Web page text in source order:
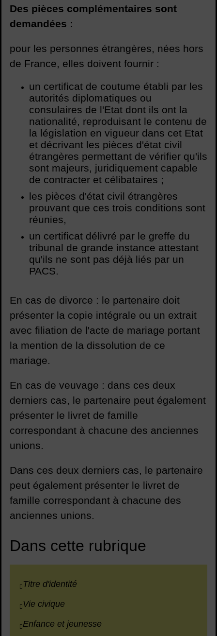
Des pièces complémentaires sont
demandées :
pour les personnes étrangères, nées hors
de France, elles doivent fournir :
un certificat de coutume établi par les
autorités diplomatiques ou
consulaires de l'Etat dont ils ont la
nationalité, reproduisant le contenu de
la législation en vigueur dans cet Etat
et décrivant les pièces d'état civil
étrangères permettant de vérifier qu'ils
sont majeurs, juridiquement capable
de contracter et célibataires ;
les pièces d'état civil étrangères
prouvant que ces trois conditions sont
réunies,
un certificat délivré par le greffe du
tribunal de grande instance attestant
qu'ils ne sont pas déjà liés par un
PACS.
En cas de divorce : le partenaire doit
présenter la copie intégrale ou un extrait
avec filiation de l'acte de mariage portant
la mention de la dissolution de ce
mariage.
En cas de veuvage : dans ces deux
derniers cas, le partenaire peut également
présenter le livret de famille
correspondant à chacune des anciennes
unions.
Dans ces deux derniers cas, le partenaire
peut également présenter le livret de
famille correspondant à chacune des
anciennes unions.
Dans cette rubrique
Titre d'identité
Vie civique
Enfance et jeunesse